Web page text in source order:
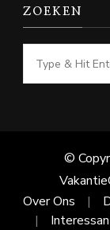
ZOEKEN
Looking
for
©
Over Ons